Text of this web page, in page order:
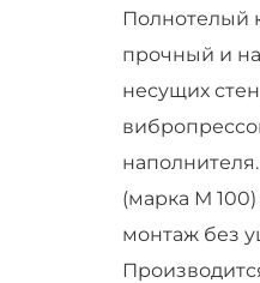
Полнотелый
прочный и
несущих
(марка М
монтаж без